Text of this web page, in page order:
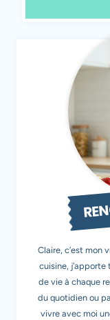
Claire, c’est mon
cuisine,
de vie à chaque
du quotidien ou
vivre avec moi